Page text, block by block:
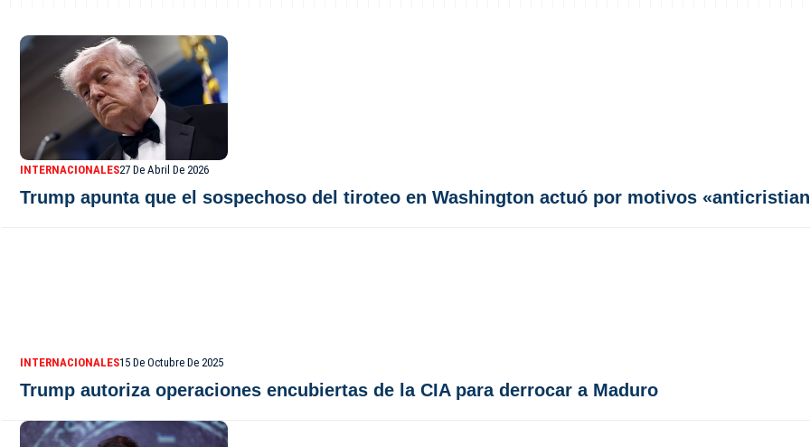
INTERNACIONALES27 De Abril De 2026
Trump apunta que el sospechoso del tiroteo en Washington actuó por motivos
INTERNACIONALES15 De Octubre De 2025
Trump autoriza operaciones encubiertas de la CIA para derrocar a Maduro